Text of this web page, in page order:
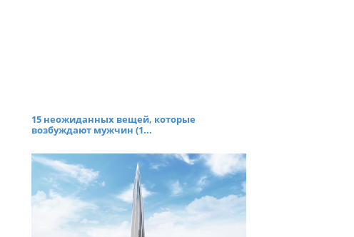
15 неожиданных вещей, которые
возбуждают мужчин (1...